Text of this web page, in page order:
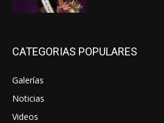
CATEGORIAS POPULARES
Galerías
Noticias
Videos